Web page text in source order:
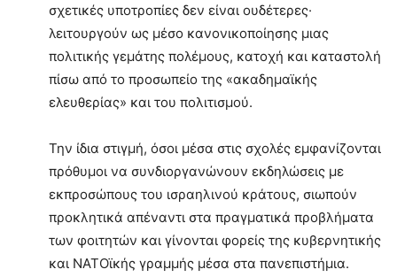
σχετικές υποτροπίες δεν είναι ουδέτερες·
λειτουργούν ως μέσο κανονικοποίησης μιας
πολιτικής γεμάτης πολέμους, κατοχή και καταστολή
πίσω από το προσωπείο της «ακαδημαϊκής
ελευθερίας» και του πολιτισμού.
Την ίδια στιγμή, όσοι μέσα στις σχολές εμφανίζονται
πρόθυμοι να συνδιοργανώνουν εκδηλώσεις με
εκπροσώπους του ισραηλινού κράτους, σιωπούν
προκλητικά απέναντι στα πραγματικά προβλήματα
των φοιτητών και γίνονται φορείς της κυβερνητικής
και ΝΑΤΟϊκής γραμμής μέσα στα πανεπιστήμια.